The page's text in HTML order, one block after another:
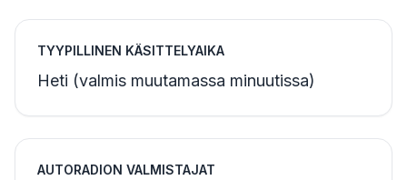
TYYPILLINEN KÄSITTELYAIKA
Heti (valmis muutamassa minuutissa)
AUTORADION VALMISTAJAT